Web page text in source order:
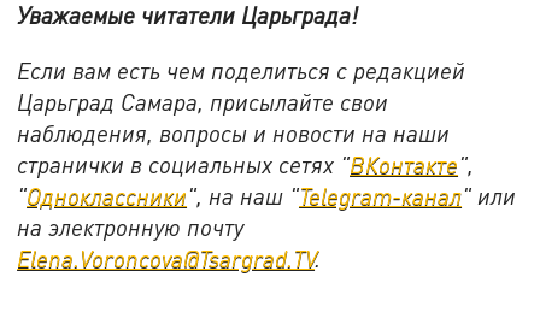
Уважаемые читатели Царьграда!
Если вам есть чем поделиться с редакцией
Царьград Самара, присылайте свои
наблюдения, вопросы и новости на наши
странички в социальных сетях "ВКонтакте",
"Одноклассники", на наш "Telegram-канал" или
на электронную почту
Elena.Voroncova@Tsargrad.TV.